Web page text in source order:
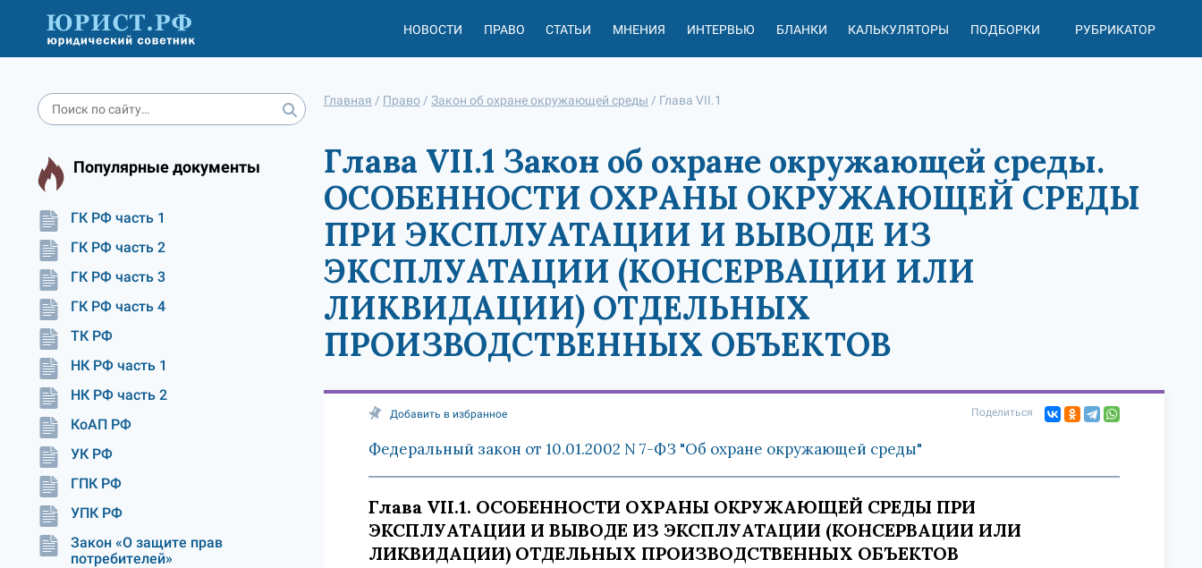
НОВОСТИ ПРАВО СТАТЬИ МНЕНИЯ ИНТЕРВЬЮ БЛАНКИ КАЛЬКУЛЯТОРЫ ПОДБОРКИ РУБРИКАТОР
Популярные документы
ГК РФ часть 1
ГК РФ часть 2
ГК РФ часть 3
ГК РФ часть 4
ТК РФ
НК РФ часть 1
НК РФ часть 2
КоАП РФ
УК РФ
ГПК РФ
УПК РФ
Закон «О защите прав
потребителей»
Главная / Право / Закон об охране окружающей среды / Глава VII.1
Глава VII.1 Закон об охране окружающей среды.
ОСОБЕННОСТИ ОХРАНЫ ОКРУЖАЮЩЕЙ СРЕДЫ
ПРИ ЭКСПЛУАТАЦИИ И ВЫВОДЕ ИЗ
ЭКСПЛУАТАЦИИ (КОНСЕРВАЦИИ ИЛИ
ЛИКВИДАЦИИ) ОТДЕЛЬНЫХ
ПРОИЗВОДСТВЕННЫХ ОБЪЕКТОВ
Добавить в избранное Поделиться
Федеральный закон от 10.01.2002 N 7-ФЗ "Об охране окружающей среды"
Глава VII.1. ОСОБЕННОСТИ ОХРАНЫ ОКРУЖАЮЩЕЙ СРЕДЫ ПРИ
ЭКСПЛУАТАЦИИ И ВЫВОДЕ ИЗ ЭКСПЛУАТАЦИИ (КОНСЕРВАЦИИ ИЛИ
ЛИКВИДАЦИИ) ОТДЕЛЬНЫХ ПРОИЗВОДСТВЕННЫХ ОБЪЕКТОВ